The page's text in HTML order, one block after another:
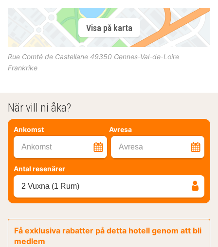
Visa på karta
Rue Comté de Castellane 49350 Gennes-Val-de-Loire
Frankrike
När vill ni åka?
Ankomst Avresa
Ankomst Avresa
Antal resenärer
2 Vuxna (1 Rum)
Få exklusiva rabatter på detta hotell genom att bli
medlem